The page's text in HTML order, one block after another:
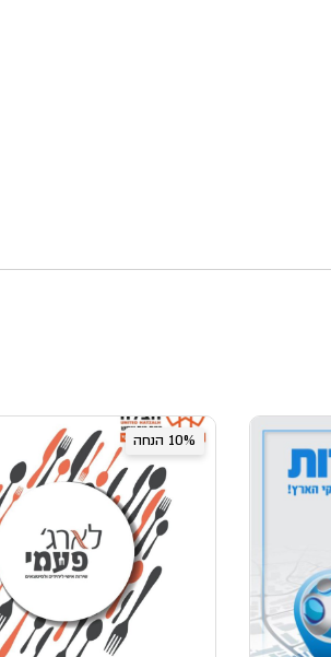
10% הנחה